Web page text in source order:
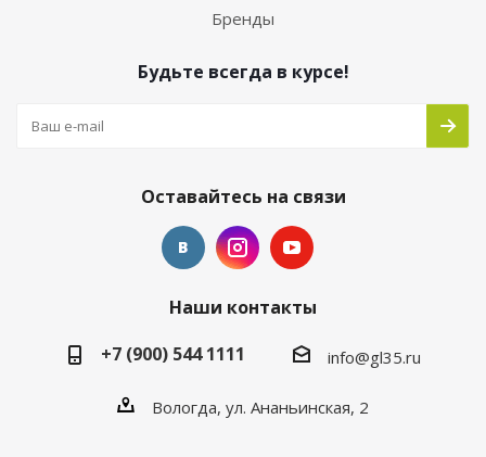
Бренды
Будьте всегда в курсе!
Оставайтесь на связи
Наши контакты
+7 (900) 544 1111
info@gl35.ru
Вологда, ул. Ананьинская, 2